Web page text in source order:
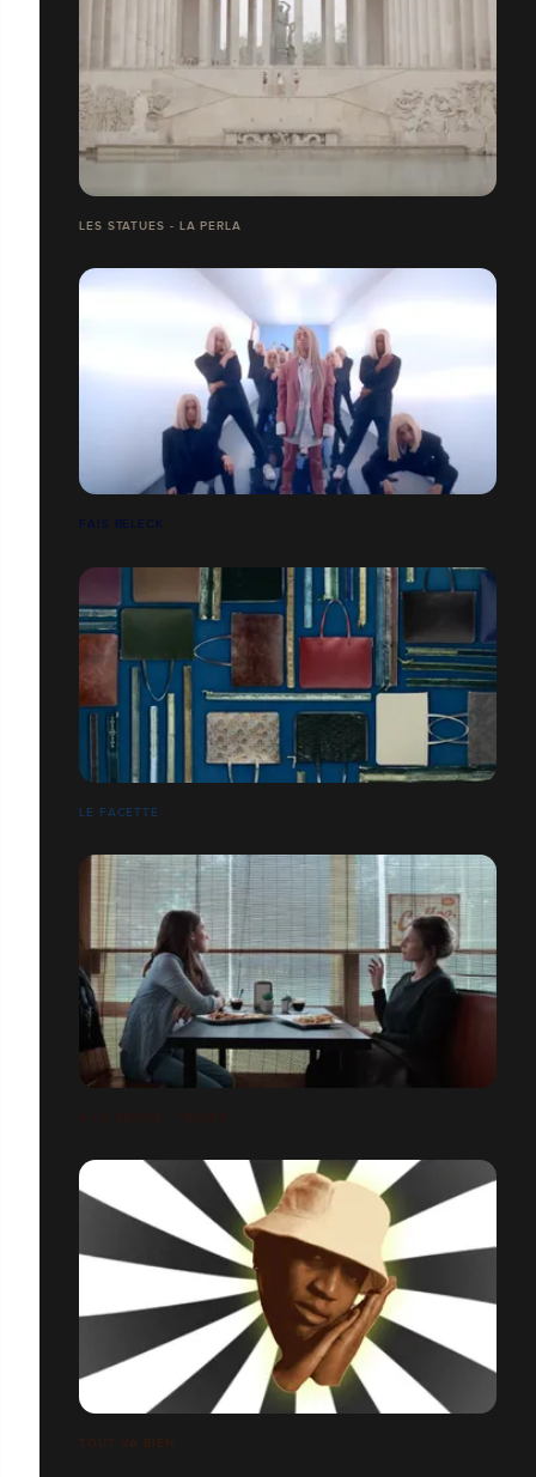
LES STATUES - LA PERLA
FAIS BELECK
LE FACETTE
TOUT VA BIEN